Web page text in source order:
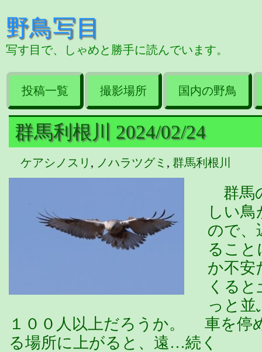
野鳥写目
写す目で、しゃめと勝手に読んでいます。
投稿一覧 撮影場所 国内の野鳥
群馬利根川 2024/02/24
ケアシノスリ , ノハラツグミ , 群馬利根川
群馬
しい
ので、
るこ
か不安
くる
っと
１００人以上だろうか。 車を停
る場所に上がると、遠…続く